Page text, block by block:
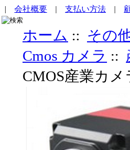
| 会社概要 | 支払い方法 |
ホーム :: その
Cmos カメラ ::
CMOS産業カメ